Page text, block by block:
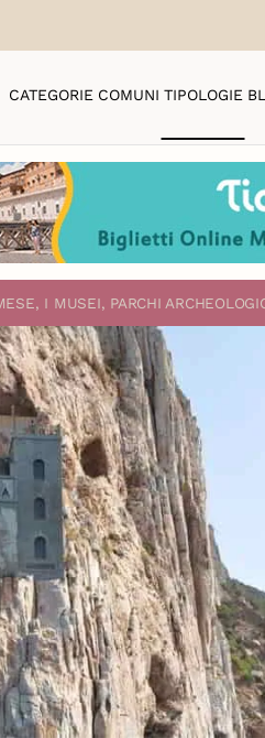
CATEGORIE COMUNI TIPOLOGIE
I MUSEI, PARCHI